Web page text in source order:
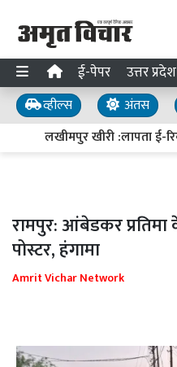
ई-पेपर उत्तर प्रदेश
व्हील्स अंतस
लखीमपुर खीरी :लापता ई-
रामपुर: आंबेडकर
पोस्टर, हंगामा
Amrit Vichar Network